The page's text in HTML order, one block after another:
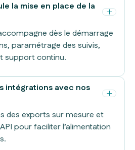
la mise en place de la
dès le démarrage
paramétrage des suivis,
support continu.
intégrations avec nos
des exports sur mesure et
pour faciliter l’alimentation